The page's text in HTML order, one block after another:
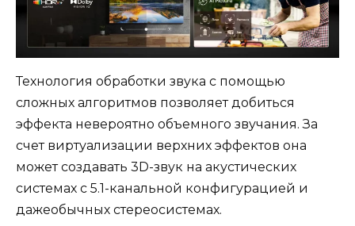
Технология обработки звука с помощью
сложных алгоритмов позволяет добиться
эффекта невероятно объемного звучания. За
счет виртуализации верхних эффектов она
может создавать 3D-звук на акустических
системах с 5.1-канальной конфигурацией и
дажеобычных стереосистемах.